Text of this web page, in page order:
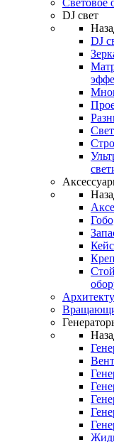
Световое
DJ свет
DJ